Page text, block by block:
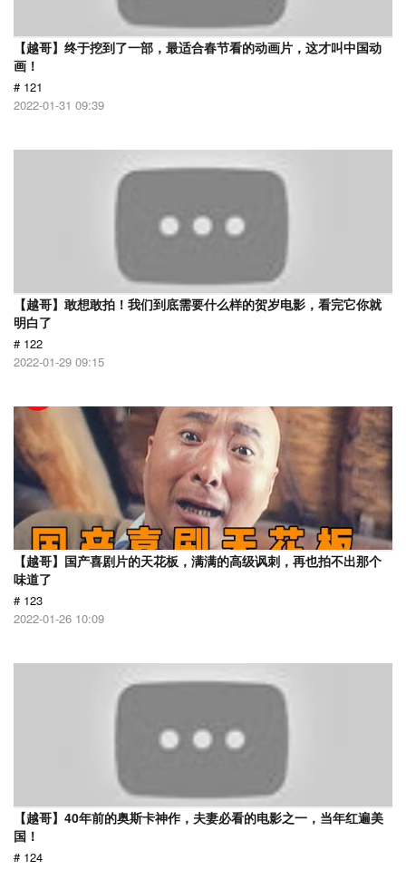
【越哥】终于挖到了一部，最适合春节看的动画片，这才叫中国动
画！
# 121
2022-01-31 09:39
【越哥】敢想敢拍！我们到底需要什么样的贺岁电影，看完它你就
明白了
# 122
2022-01-29 09:15
【越哥】国产喜剧片的天花板，满满的高级讽刺，再也拍不出那个
味道了
# 123
2022-01-26 10:09
【越哥】40年前的奥斯卡神作，夫妻必看的电影之一，当年红遍美
国！
# 124